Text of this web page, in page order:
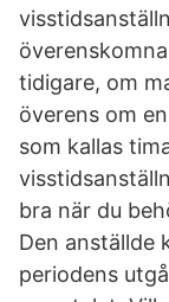
tidigare, om
överens om
som kallas
bra när du
Den anställde
periodens